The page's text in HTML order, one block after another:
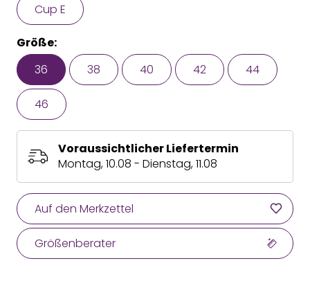
Cup E
Größe:
36
38 40 42 44
46
Voraussichtlicher Liefertermin
Montag, 10.08 - Dienstag, 11.08
Auf den Merkzettel
Größenberater